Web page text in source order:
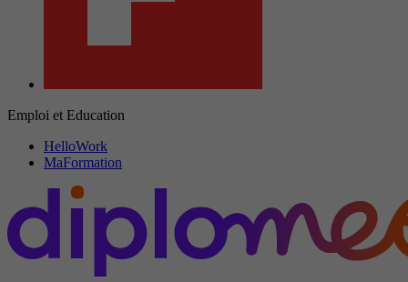
Emploi et Education
HelloWork
MaFormation